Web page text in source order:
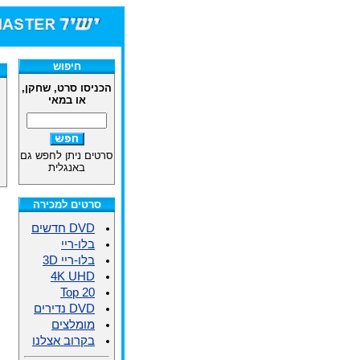
חיפוש
הכניסו סרט, שחקן,
או במאי
סרטים ניתן לחפש גם
באנגלית
סרטים למכירה
DVD חדשים
בלו-ריי
בלו-ריי 3D
4K UHD
Top 20
DVD נדירים
מומלצים
בקרוב אצלנו